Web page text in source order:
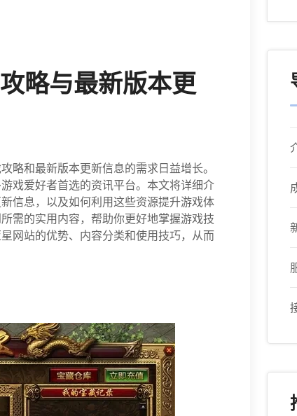
略与最新版本更
略和最新版本更新信息的需求日益增长。
戏爱好者首选的资讯平台。本文将详细介
信息，以及如何利用这些资源提升游戏体
需的实用内容，帮助你更好地掌握游戏技
网站的优势、内容分类和使用技巧，从而